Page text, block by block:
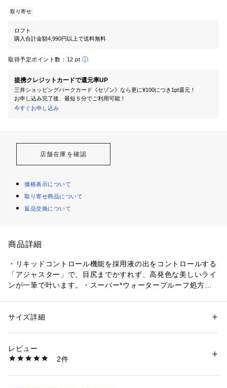
取り寄せ
ロフト
購入合計金額4,990円以上で送料無料
取得予定ポイント数： 12 pt
提携クレジットカードで還元率UP
三井ショッピングパークカード《セゾン》なら更に¥100につき1pt還元！
お申し込み完了後、最短５分でご利用可能！
今すぐお申し込み
店舗在庫を確認
価格表示について
取り寄せ商品について
返品交換について
商品詳細
・リキッドコントロール機能を採用液の出をコントロールする
「アジャスター」で、目尻までかすれず、高発色な美しいライ
ンが一筆で叶います。・スーパー*ウォータープルーフ処方
だから細部まで狙い通り。色のパフォーマンスを最大化するこ
けます。・速乾タイプメイク中のよれ、にじみ、まばたきにも
負けません。・お湯でオフにじみに強いのに、お湯でのオフが
性別：レディース
商品番号：
4901433038140 （ショップ）
サイズ詳細
レビュー
2件